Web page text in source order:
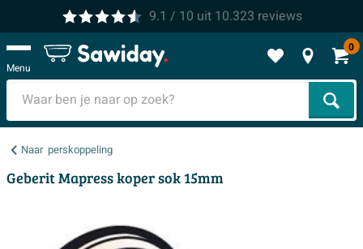
9.1 / 10 uit 10.323 reviews
Menu
0
Naar perskoppeling
Geberit Mapress koper sok 15mm